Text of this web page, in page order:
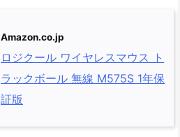
Amazon.co.jp
ロジクール ワイヤレスマウス ト
ラックボール 無線 M575S 1年保
証版